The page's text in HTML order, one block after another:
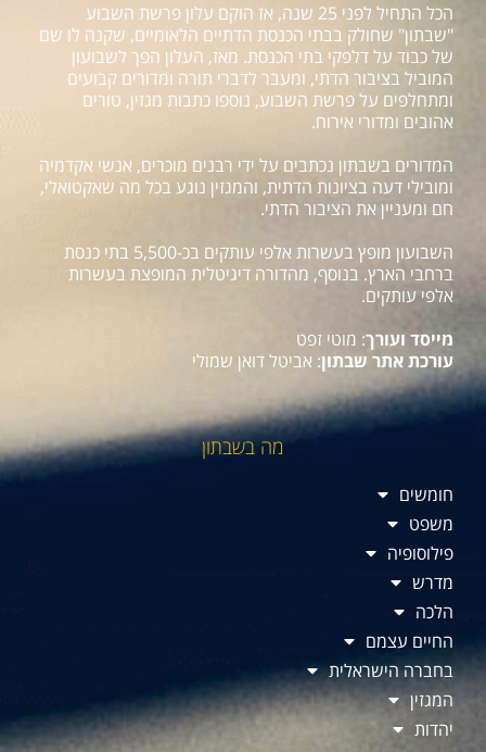
הכל התחיל לפני 25 שנה, אז הוקם עלון פרשת השבוע
"שבתון" שחולק בבתי הכנסת הדתיים הלאומיים, שקנה לו שם
של כבוד על דלפקי בתי הכנסת. מאז, העלון הפך לשבועון
המוביל בציבור הדתי, ומעבר לדברי תורה ומדורים קבועים
ומתחלפים על פרשת השבוע, נוספו כתבות מגזין, טורים
אהובים ומדורי אירוח.
המדורים בשבתון נכתבים על ידי רבנים מוכרים, אנשי אקדמיה
ומובילי דעה בציונות הדתית, והמגזין נוגע בכל מה שאקטואלי,
חם ומעניין את הציבור הדתי.
השבועון מופץ בעשרות אלפי עותקים בכ-5,500 בתי כנסת
ברחבי הארץ. בנוסף, מהדורה דיגיטלית המופצת בעשרות
אלפי עותקים.
מייסד ועורך: מוטי זפט
עורכת אתר שבתון: אביטל דואן שמולי
מה בשבתון
חומשים
משפט
פילוסופיה
מדרש
הלכה
החיים עצמם
בחברה הישראלית
המגזין
יהדות